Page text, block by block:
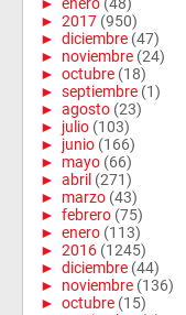
► 2017 (950)
► diciembre (47)
► noviembre (24)
► octubre (18)
► septiembre (1)
► agosto (23)
► julio (103)
► junio (166)
► mayo (66)
► abril (271)
► marzo (43)
► febrero (75)
► enero (113)
► 2016 (1245)
► diciembre (44)
► noviembre (136)
► octubre (15)